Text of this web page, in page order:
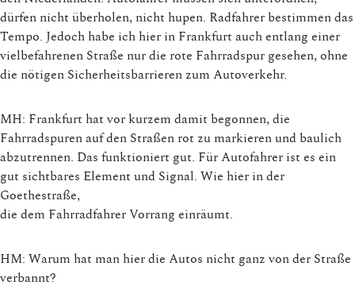
dürfen nicht überholen, nicht hupen. Radfahrer bestimmen das
Tempo. Jedoch habe ich hier in Frankfurt auch entlang einer
vielbefahrenen Straße nur die rote Fahrradspur gesehen, ohne
die nötigen Sicherheitsbarrieren zum Autoverkehr.
MH: Frankfurt hat vor kurzem damit begonnen, die
Fahrradspuren auf den Straßen rot zu markieren und baulich
abzutrennen. Das funktioniert gut. Für Autofahrer ist es ein
gut sichtbares Element und Signal. Wie hier in der
Goethestraße,
die dem Fahrradfahrer Vorrang einräumt.
HM: Warum hat man hier die Autos nicht ganz von der Straße
verbannt?